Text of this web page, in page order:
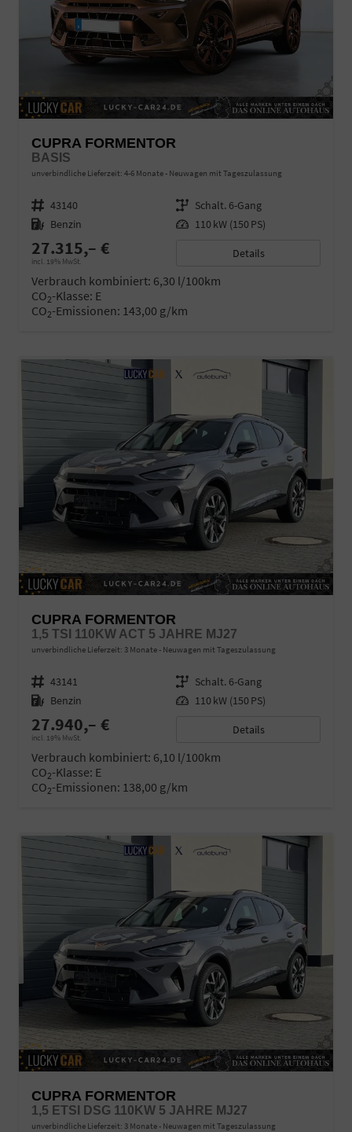
CUPRA FORMENTOR
BASIS
unverbindliche Lieferzeit: 4-6 Monate Neuwagen mit Tageszulassung
Fahrzeugnr. 43140 Getriebe Schalt. 6-Gang
Kraftstoff Benzin Leistung 110 kW (150 PS)
27.315,– €
incl. 19% MwSt.
Details
Verbrauch kombiniert: 6,30 l/100km
CO2-Klasse: E
CO2-Emissionen: 143,00 g/km
CUPRA FORMENTOR
1,5 TSI 110KW ACT 5 JAHRE MJ27
unverbindliche Lieferzeit: 3 Monate Neuwagen mit Tageszulassung
Fahrzeugnr. 43141 Getriebe Schalt. 6-Gang
Kraftstoff Benzin Leistung 110 kW (150 PS)
27.940,– €
incl. 19% MwSt.
Details
Verbrauch kombiniert: 6,10 l/100km
CO2-Klasse: E
CO2-Emissionen: 138,00 g/km
CUPRA FORMENTOR
1,5 ETSI DSG 110KW 5 JAHRE MJ27
unverbindliche Lieferzeit: 3 Monate Neuwagen mit Tageszulassung